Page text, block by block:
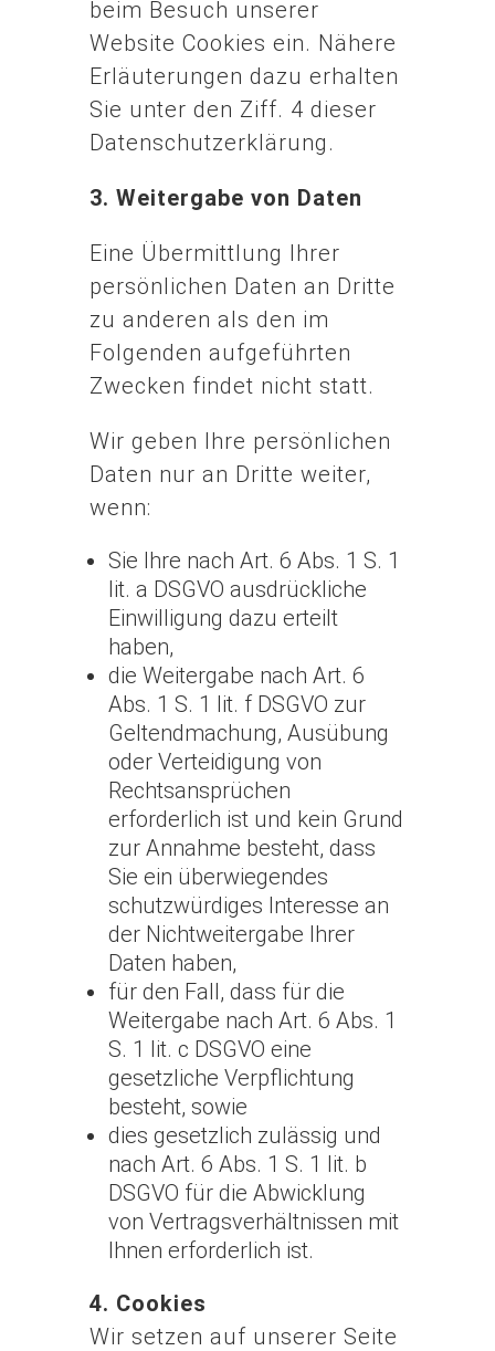
beim Besuch unserer
Website Cookies ein. Nähere
Erläuterungen dazu erhalten
Sie unter den Ziff. 4 dieser
Datenschutzerklärung.
3. Weitergabe von Daten
Eine Übermittlung Ihrer
persönlichen Daten an Dritte
zu anderen als den im
Folgenden aufgeführten
Zwecken findet nicht statt.
Wir geben Ihre persönlichen
Daten nur an Dritte weiter,
wenn:
Sie Ihre nach Art. 6 Abs. 1 S. 1
lit. a DSGVO ausdrückliche
Einwilligung dazu erteilt
haben,
die Weitergabe nach Art. 6
Abs. 1 S. 1 lit. f DSGVO zur
Geltendmachung, Ausübung
oder Verteidigung von
Rechtsansprüchen
erforderlich ist und kein Grund
zur Annahme besteht, dass
Sie ein überwiegendes
schutzwürdiges Interesse an
der Nichtweitergabe Ihrer
Daten haben,
für den Fall, dass für die
Weitergabe nach Art. 6 Abs. 1
S. 1 lit. c DSGVO eine
gesetzliche Verpflichtung
besteht, sowie
dies gesetzlich zulässig und
nach Art. 6 Abs. 1 S. 1 lit. b
DSGVO für die Abwicklung
von Vertragsverhältnissen mit
Ihnen erforderlich ist.
4. Cookies
Wir setzen auf unserer Seite